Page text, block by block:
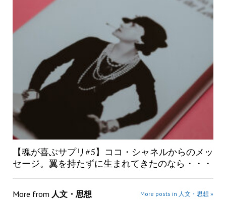
【魂が喜ぶサプリ#5】ココ・シャネルからのメッ
セージ。翼を持たずに生まれてきたのなら・・・
More from 人文・思想 More posts in 人文・思想 »